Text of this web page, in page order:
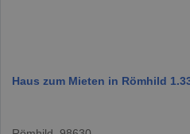
Haus zum Mieten in Römhild